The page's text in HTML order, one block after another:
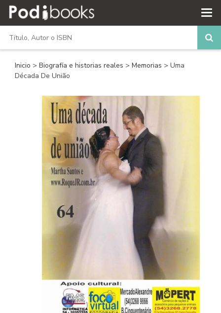
Inicio > Biografía e historias reales > Memorias > Uma
Década De União